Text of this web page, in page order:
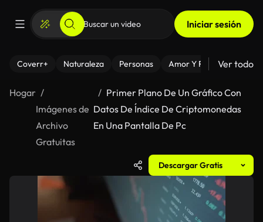
Iniciar sesión
Coverr+ Naturaleza Personas Amor Y Relaciones
Ver todo
Hogar
Imágenes de
Archivo
Gratuitas
Primer Plano De Un Gráfico Con
Datos De Índice De Criptomonedas
En Una Pantalla De Pc
Descargar Gratis